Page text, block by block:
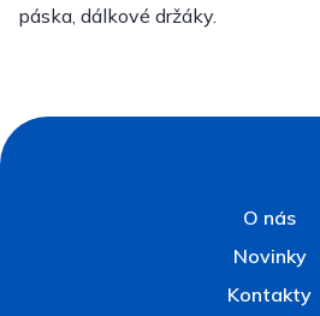
páska, dálkové držáky.
O nás
Novinky
Kontakty